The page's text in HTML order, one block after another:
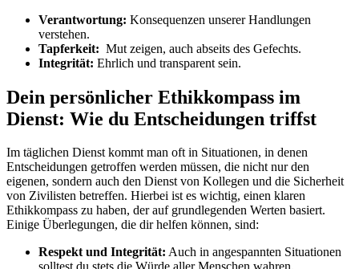
Verantwortung: ‌Konsequenzen ⁢unserer Handlungen
verstehen.
Tapferkeit: ⁢ Mut zeigen, ​auch abseits ​des Gefechts.
Integrität: Ehrlich und ‍transparent sein.
Dein persönlicher Ethikkompass im
Dienst:⁤ Wie ⁣du ​Entscheidungen triffst
Im täglichen ⁣Dienst kommt man oft in Situationen, in denen
Entscheidungen getroffen werden müssen, die nicht ‌nur den
eigenen, sondern auch den Dienst von Kollegen und die⁢ Sicherheit
von Zivilisten betreffen. Hierbei ist es wichtig, ‌einen klaren
Ethikkompass ⁤zu haben, der⁣ auf grundlegenden Werten ⁢basiert.‍
Einige Überlegungen, die⁤ dir⁢ helfen können, sind:
Respekt und Integrität: Auch in angespannten Situationen